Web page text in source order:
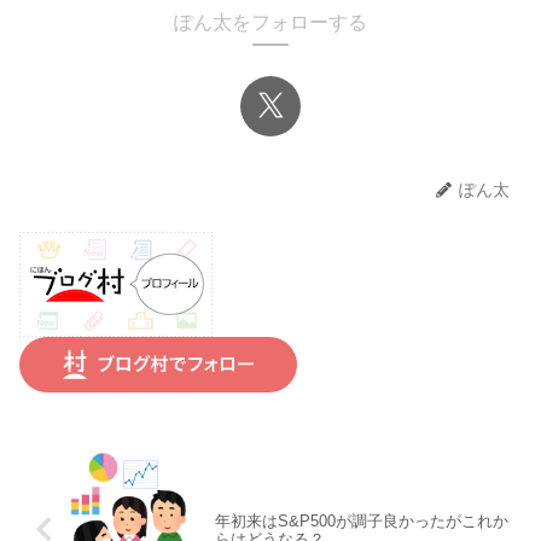
ぽん太をフォローする
ぽん太
年初来はS&P500が調子良かったがこれか